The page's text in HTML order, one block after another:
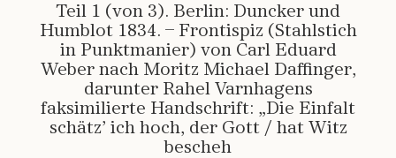
Teil 1 (von 3). Berlin: Duncker und
Humblot 1834. – Frontispiz (Stahlstich
in Punktmanier) von Carl Eduard
Weber nach Moritz Michael Daffinger,
darunter Rahel Varnhagens
faksimilierte Handschrift: „Die Einfalt
schätz’ ich hoch, der Gott / hat Witz
bescheh